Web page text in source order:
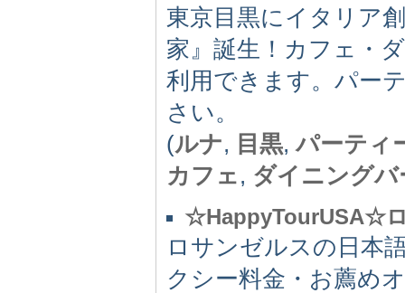
東京目黒にイタリア
家』誕生！カフェ・
利用できます。パー
さい。
(ルナ, 目黒,パーティ
カフェ, ダイニングバ
☆HappyTourUSA☆
ロサンゼルスの日本
クシー料金・お薦め